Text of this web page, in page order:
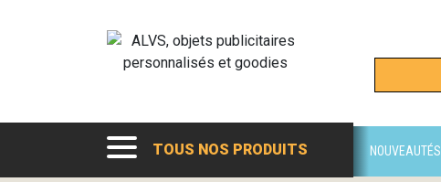
TOUS NOS PRODUITS NOUVEAUTÉS